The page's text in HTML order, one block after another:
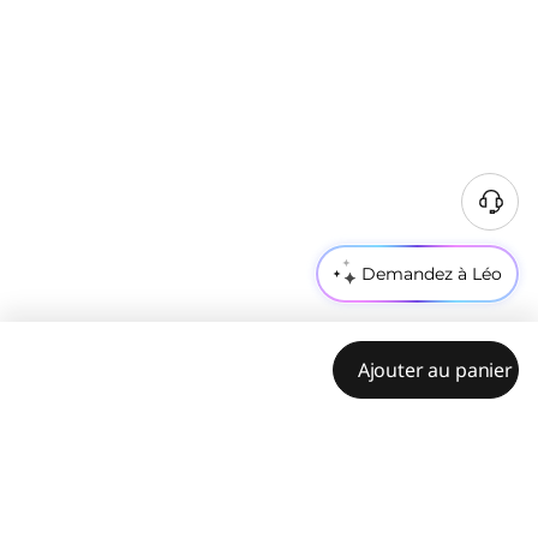
Demandez à Léo
Ajouter au panier